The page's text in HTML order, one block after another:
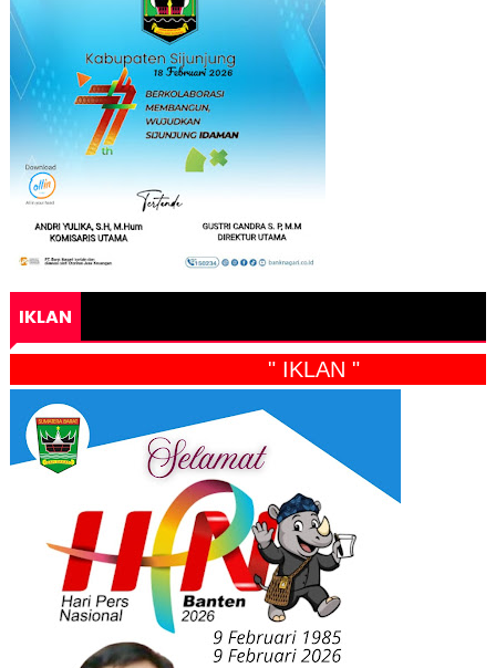
IKLAN
" IKLAN "